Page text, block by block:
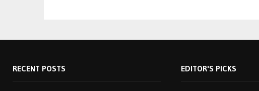
RECENT POSTS EDITOR'S PICKS